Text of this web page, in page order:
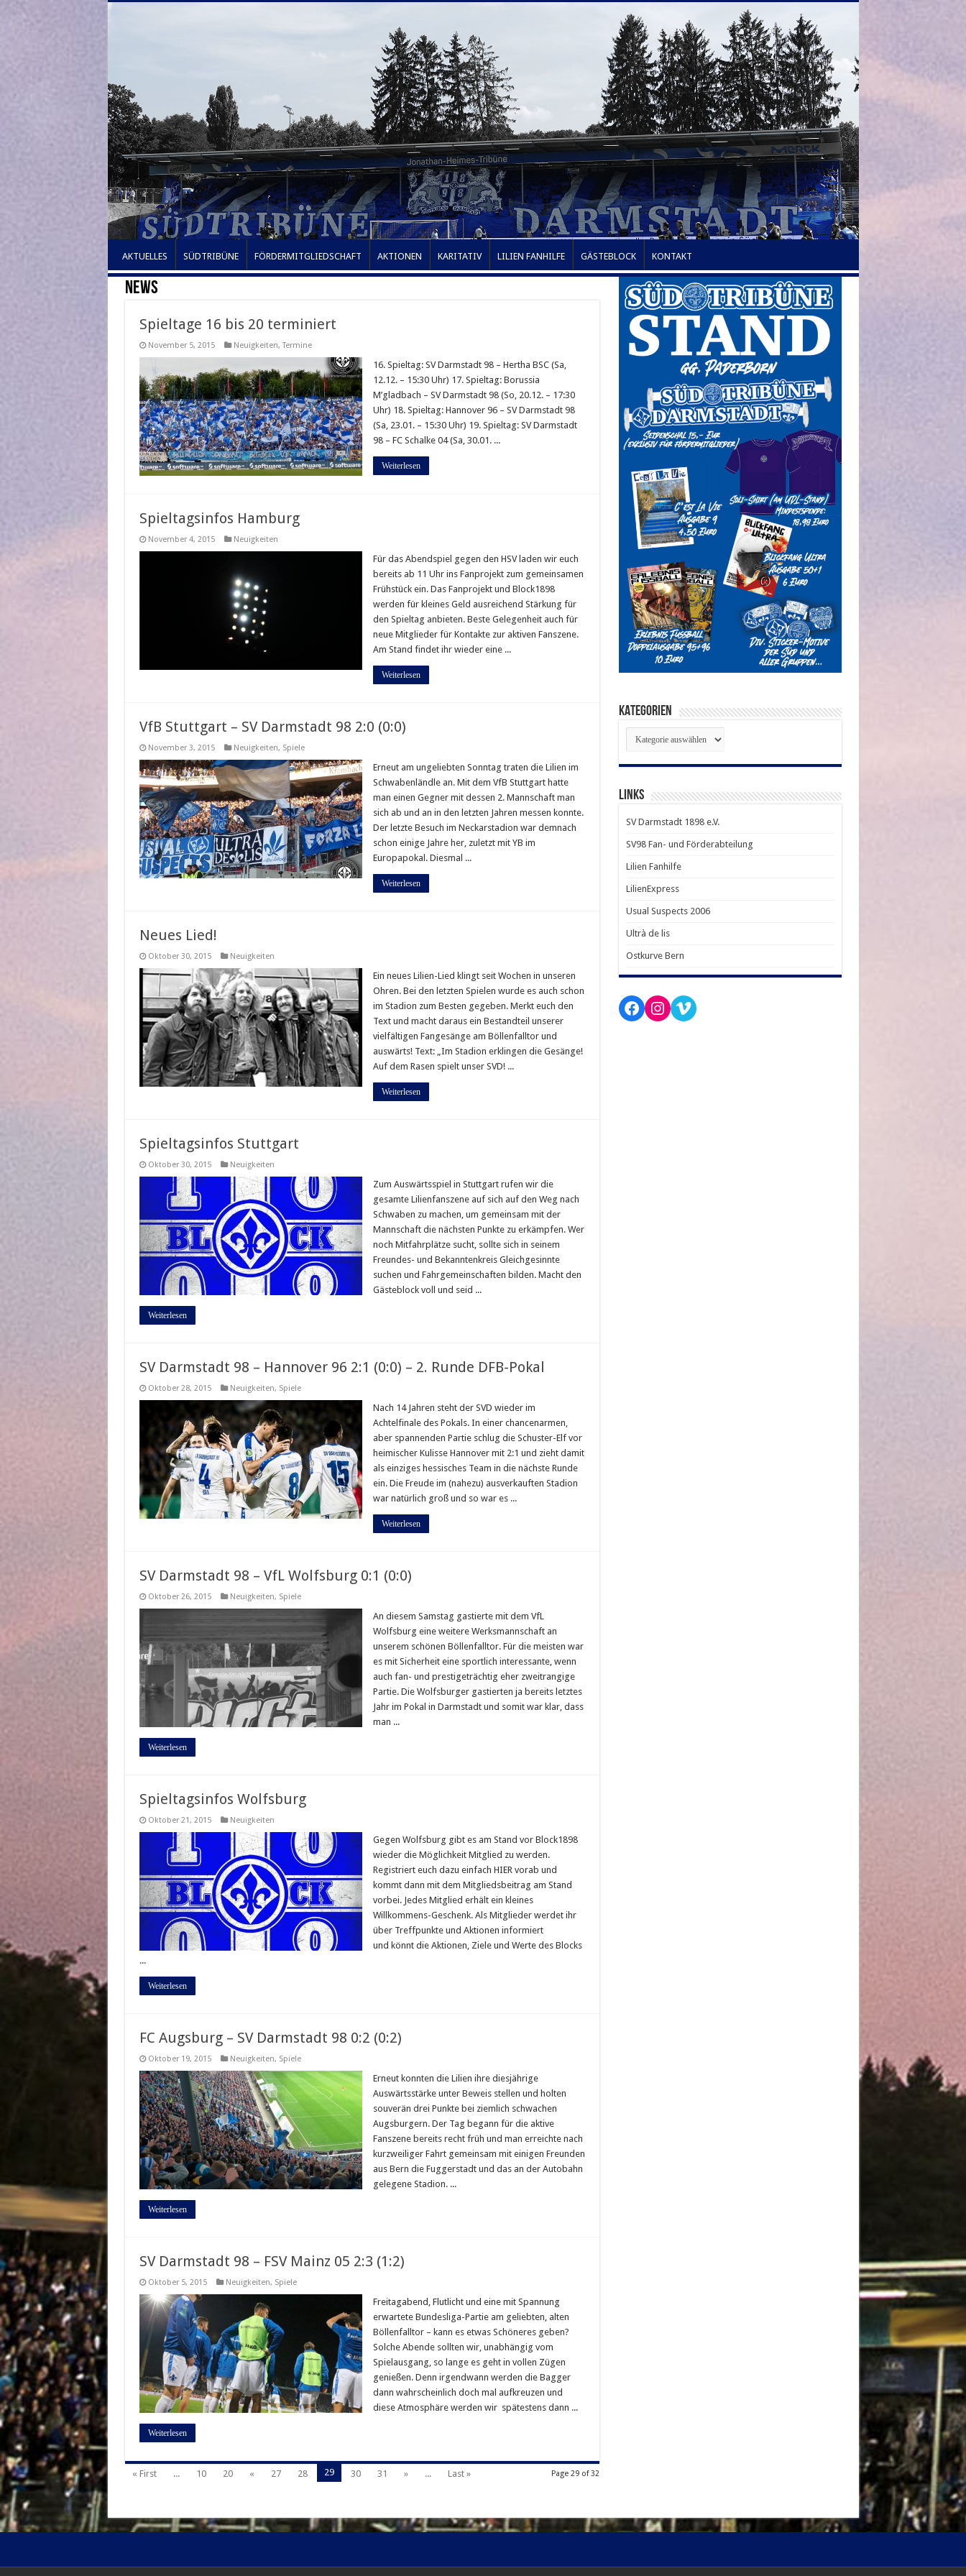
AKTUELLES SÜDTRIBÜNE FÖRDERMITGLIEDSCHAFT AKTIONEN KARITATIV LILIEN FANHILFE GÄSTEBLOCK KONTAKT
NEWS
Spieltage 16 bis 20 terminiert
November 5, 2015 Neuigkeiten,Termine
16. Spieltag: SV Darmstadt 98 – Hertha BSC (Sa,
12.12. – 15:30 Uhr) 17. Spieltag: Borussia
M’gladbach – SV Darmstadt 98 (So, 20.12. – 17:30
Uhr) 18. Spieltag: Hannover 96 – SV Darmstadt 98
(Sa, 23.01. – 15:30 Uhr) 19. Spieltag: SV Darmstadt
98 – FC Schalke 04 (Sa, 30.01. ...
Weiterlesen
Spieltagsinfos Hamburg
November 4, 2015 Neuigkeiten
Für das Abendspiel gegen den HSV laden wir euch
bereits ab 11 Uhr ins Fanprojekt zum gemeinsamen
Frühstück ein. Das Fanprojekt und Block1898
werden für kleines Geld ausreichend Stärkung für
den Spieltag anbieten. Beste Gelegenheit auch für
neue Mitglieder für Kontakte zur aktiven Fanszene.
Am Stand findet ihr wieder eine ...
Weiterlesen
VfB Stuttgart – SV Darmstadt 98 2:0 (0:0)
November 3, 2015 Neuigkeiten, Spiele
Erneut am ungeliebten Sonntag traten die Lilien im
Schwabenländle an. Mit dem VfB Stuttgart hatte
man einen Gegner mit dessen 2. Mannschaft man
sich ab und an in den letzten Jahren messen konnte.
Der letzte Besuch im Neckarstadion war demnach
schon einige Jahre her, zuletzt mit YB im
Europapokal. Diesmal ...
Weiterlesen
Neues Lied!
Oktober 30, 2015 Neuigkeiten
Ein neues Lilien-Lied klingt seit Wochen in unseren
Ohren. Bei den letzten Spielen wurde es auch schon
im Stadion zum Besten gegeben. Merkt euch den
Text und macht daraus ein Bestandteil unserer
vielfältigen Fangesänge am Böllenfalltor und
auswärts! Text: „Im Stadion erklingen die Gesänge!
Auf dem Rasen spielt unser SVD! ...
Weiterlesen
Spieltagsinfos Stuttgart
Oktober 30, 2015 Neuigkeiten
Zum Auswärtsspiel in Stuttgart rufen wir die
gesamte Lilienfanszene auf sich auf den Weg nach
Schwaben zu machen, um gemeinsam mit der
Mannschaft die nächsten Punkte zu erkämpfen. Wer
noch Mitfahrplätze sucht, sollte sich in seinem
Freundes- und Bekanntenkreis Gleichgesinnte
suchen und Fahrgemeinschaften bilden. Macht den
Gästeblock voll und seid ...
Weiterlesen
SV Darmstadt 98 – Hannover 96 2:1 (0:0) – 2. Runde DFB-Pokal
Oktober 28, 2015 Neuigkeiten, Spiele
Nach 14 Jahren steht der SVD wieder im
Achtelfinale des Pokals. In einer chancenarmen,
aber spannenden Partie schlug die Schuster-Elf vor
heimischer Kulisse Hannover mit 2:1 und zieht damit
als einziges hessisches Team in die nächste Runde
ein. Die Freude im (nahezu) ausverkauften Stadion
war natürlich groß und so war es ...
Weiterlesen
SV Darmstadt 98 – VfL Wolfsburg 0:1 (0:0)
Oktober 26, 2015 Neuigkeiten, Spiele
An diesem Samstag gastierte mit dem VfL
Wolfsburg eine weitere Werksmannschaft an
unserem schönen Böllenfalltor. Für die meisten war
es mit Sicherheit eine sportlich interessante, wenn
auch fan- und prestigeträchtig eher zweitrangige
Partie. Die Wolfsburger gastierten ja bereits letztes
Jahr im Pokal in Darmstadt und somit war klar, dass
man ...
Weiterlesen
Spieltagsinfos Wolfsburg
Oktober 21, 2015 Neuigkeiten
Gegen Wolfsburg gibt es am Stand vor Block1898
wieder die Möglichkeit Mitglied zu werden.
Registriert euch dazu einfach HIER vorab und
kommt dann mit dem Mitgliedsbeitrag am Stand
vorbei. Jedes Mitglied erhält ein kleines
Willkommens-Geschenk. Als Mitglieder werdet ihr
über Treffpunkte und Aktionen informiert
und könnt die Aktionen, Ziele und Werte des Blocks
...
Weiterlesen
FC Augsburg – SV Darmstadt 98 0:2 (0:2)
Oktober 19, 2015 Neuigkeiten, Spiele
Erneut konnten die Lilien ihre diesjährige
Auswärtsstärke unter Beweis stellen und holten
souverän drei Punkte bei ziemlich schwachen
Augsburgern. Der Tag begann für die aktive
Fanszene bereits recht früh und man erreichte nach
kurzweiliger Fahrt gemeinsam mit einigen Freunden
aus Bern die Fuggerstadt und das an der Autobahn
gelegene Stadion. ...
Weiterlesen
SV Darmstadt 98 – FSV Mainz 05 2:3 (1:2)
Oktober 5, 2015 Neuigkeiten, Spiele
Freitagabend, Flutlicht und eine mit Spannung
erwartete Bundesliga-Partie am geliebten, alten
Böllenfalltor – kann es etwas Schöneres geben?
Solche Abende sollten wir, unabhängig vom
Spielausgang, so lange es geht in vollen Zügen
genießen. Denn irgendwann werden die Bagger
dann wahrscheinlich doch mal aufkreuzen und
diese Atmosphäre werden wir spätestens dann ...
Weiterlesen
Page 29 of 32
« First ... 10 20 « 27 28 29 30 31 » ... Last »
KATEGORIEN
KATEGORIEN
LINKS
SV Darmstadt 1898 e.V.
SV98 Fan- und Förderabteilung
Lilien Fanhilfe
LilienExpress
Usual Suspects 2006
Ultrà de lis
Ostkurve Bern
Facebook
Instagram
Vimeo